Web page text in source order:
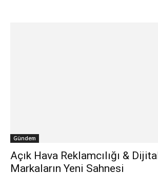
Gündem
Açık Hava Reklamcılığı &
Markaların Yeni Sahnesi